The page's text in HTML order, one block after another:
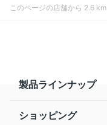
このページの店舗から 2.6 km
製品ラインナップ
ショッピング